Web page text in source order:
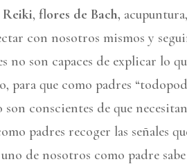
Reiki,flores de Bach,
con nosotros mismos y
no son capaces de explicar lo
para que como padres
son conscientes de que
padres recoger las señales
de nosotros como padre